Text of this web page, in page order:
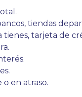
tiendas
tarjeta de
o en atraso.